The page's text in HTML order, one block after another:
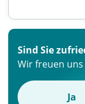
Sind Sie
Wir freuen
Ja